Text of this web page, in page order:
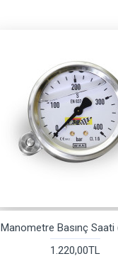
Manometre Basınç Saati
1.220,00TL